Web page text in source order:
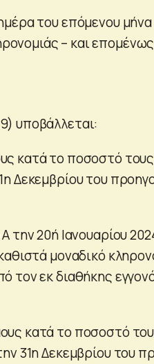
του επόμενου
– και
υποβάλλεται:
κατά το ποσοστό
Δεκεμβρίου του
την 20ή Ιανουαρίου
μοναδικό
τον εκ διαθήκης
κατά το ποσοστό
31η Δεκεμβρίου του